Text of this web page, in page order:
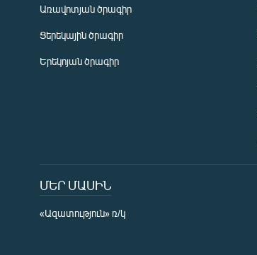
Առավոտյան ծրագիր
Ցերեկային ծրագիր
Երեկոյան ծրագիր
ՄԵՐ ՄԱՍԻՆ
«Ազատություն» ռ/կ